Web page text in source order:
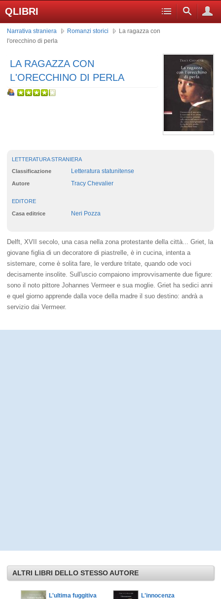
QLIBRI
Narrativa straniera Romanzi storici
La ragazza con
l'orecchino di perla
LA RAGAZZA CON
L'ORECCHINO DI PERLA
LETTERATURA STRANIERA
Classificazione Letteratura statunitense
Autore Tracy Chevalier
EDITORE
Casa editrice Neri Pozza
Delft, XVII secolo, una casa nella zona protestante della città... Griet, la
giovane figlia di un decoratore di piastrelle, è in cucina, intenta a
sistemare, come è solita fare, le verdure tritate, quando ode voci
decisamente insolite. Sull'uscio compaiono improvvisamente due figure:
sono il noto pittore Johannes Vermeer e sua moglie. Griet ha sedici anni
e quel giorno apprende dalla voce della madre il suo destino: andrà a
servizio dai Vermeer.
ALTRI LIBRI DELLO STESSO AUTORE
L'ultima fuggitiva L'innocenza